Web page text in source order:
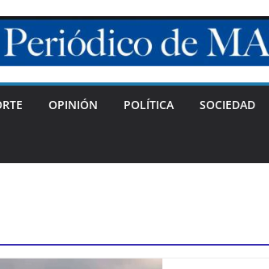
OPINIÓN POLÍTICA SOCIEDAD